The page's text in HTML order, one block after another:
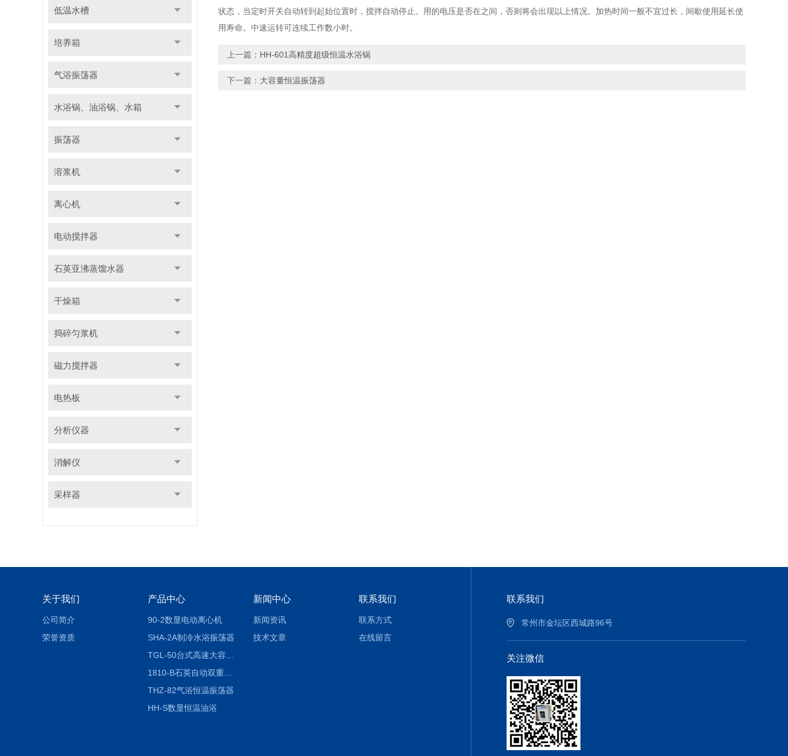
低温水槽
培养箱
气浴振荡器
水浴锅、油浴锅、水箱
振荡器
溶浆机
离心机
电动搅拌器
石英亚沸蒸馏水器
干燥箱
捣碎匀浆机
磁力搅拌器
电热板
分析仪器
消解仪
采样器
状态，当定时开关自动转到起始位置时，搅拌自动停止。用的电压是否在之间，否则将会出现以上情况。加热时间一般不宜过长，间歇使用延长使
用寿命。中速运转可连续工作数小时。
上一篇： HH-601高精度超级恒温水浴锅
下一篇： 大容量恒温振荡器
关于我们
公司简介
荣誉资质
产品中心
90-2数显电动离心机
SHA-2A制冷水浴振荡器
1810-B石英自动双重纯水蒸馏水器
THZ-82气浴恒温振荡器
HH-S数显恒温油浴
新闻中心
新闻资讯
技术文章
联系我们
联系方式
在线留言
联系我们
常州市金坛区西城路96号
关注微信